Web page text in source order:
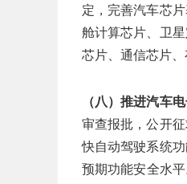
定，完善汽车芯
舱计算芯片、卫
芯片、通信芯片
（八）推进汽车
审查报批，公开
快自动驾驶系统
预期功能安全水